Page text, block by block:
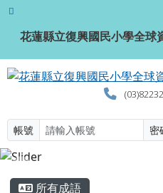
跳至主內容區
花蓮縣立復興國
花蓮縣立復興國民小學全球
帳號 密
主內容區域
所有成語
頁尾區域